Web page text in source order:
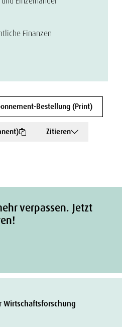
Finanzen
Bestellung (Print)
Zitieren
verpassen. Jetzt